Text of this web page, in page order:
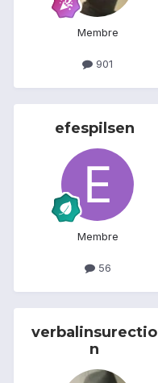
Membre
901
efespilsen
Membre
56
verbalinsurectio
n